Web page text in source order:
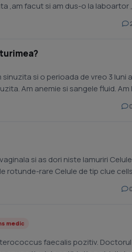
,am facut si am dus-o la laboartor
si o perioada de vreo 3 luni
Am anemie si sangele fluid. Am
as dori niste lamuriri Celule epiteliale
rotunde-rare Celule de tip clue
medic
faecalis pozitiv.